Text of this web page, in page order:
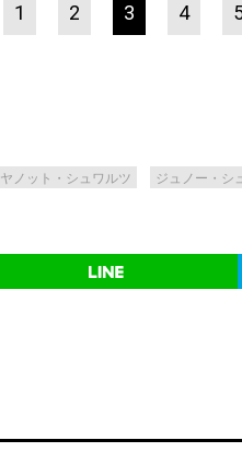
1 2 3 4
ヤノット・シュワルツ ジュノー・シ